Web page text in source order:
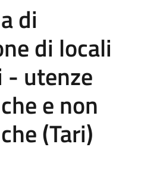
di
di locali
utenze
e non
(Tari)